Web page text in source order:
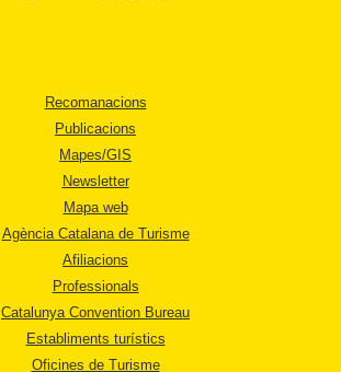
Recomanacions
Publicacions
Mapes/GIS
Newsletter
Mapa web
Agència Catalana de Turisme
Afiliacions
Professionals
Catalunya Convention Bureau
Establiments turístics
Oficines de Turisme